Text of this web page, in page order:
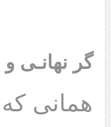
گر نهانـی و
همانی